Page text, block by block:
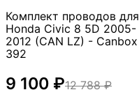
Комплект проводов для
Honda Civic 8 5D 2005-
2012 (CAN LZ) - Canbox
392
12 788 ₽
9 100 ₽